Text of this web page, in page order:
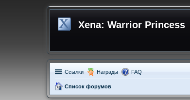
Xena: Warrior Princess
Ссылки Награды FAQ
Список форумов